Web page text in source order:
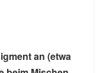
an (etwa